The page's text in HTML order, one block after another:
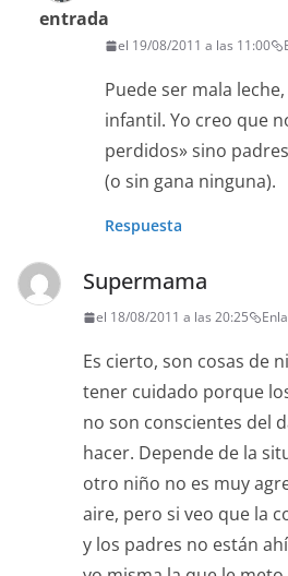
entrada
el 19/08/2011 a las 11:00
Puede ser mala
infantil. Yo creo que
perdidos» sino
(o sin gana ninguna).
Respuesta
Supermama
el 18/08/2011 a las 20:25
Es cierto, son cosas de
tener cuidado porque
no son conscientes del
hacer. Depende de la
otro niño no es muy
aire, pero si veo que la
y los padres no están